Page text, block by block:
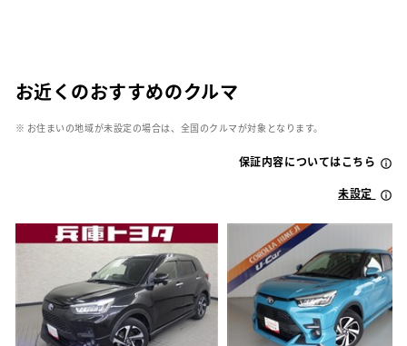
お近くのおすすめのクルマ
※ お住まいの地域が未設定の場合は、全国のクルマが対象となります。
保証内容についてはこちら
未設定